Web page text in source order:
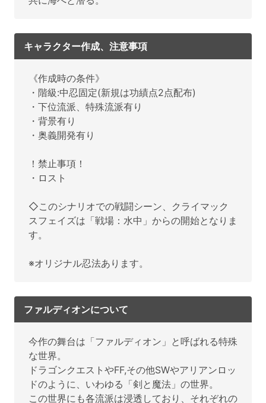
キャラクター作成、注意事項
《作成時の条件》
・階級:中忍固定(新規は功績点2点配布)
・下位流派、特殊流派有り
・背景有り
・奥義開発有り
！禁止事項！
・ロスト
◇このシナリオでの戦闘シーン、クライマック
スフェイズは「戦場：水中」からの開始となりま
す。
※オリジナル忍法あります。
ファルディオンについて
今作の舞台は「ファルディオン」と呼ばれる特殊
な世界。
ドラゴンクエストやFF,その他SWやアリアンロッ
ドのように、いわゆる「剣と魔法」の世界。
この世界にも各流派は浸透しており、それぞれの